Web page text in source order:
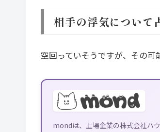
相手の浮気について
空回っていそうですが、その可
mondは、上場企業の株式会社ハ